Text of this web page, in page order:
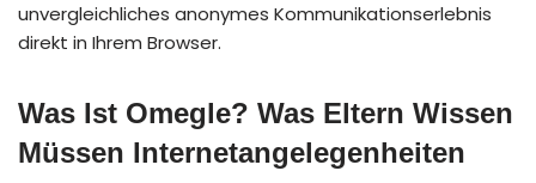
unvergleichliches anonymes Kommunikationserlebnis
direkt in Ihrem Browser.
Was Ist Omegle? Was Eltern Wissen
Müssen Internetangelegenheiten